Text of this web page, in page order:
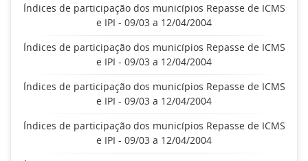
Índices de participação dos municípios Repasse de ICMS
e IPI - 09/03 a 12/04/2004
Índices de participação dos municípios Repasse de ICMS
e IPI - 09/03 a 12/04/2004
Índices de participação dos municípios Repasse de ICMS
e IPI - 09/03 a 12/04/2004
Índices de participação dos municípios Repasse de ICMS
e IPI - 09/03 a 12/04/2004